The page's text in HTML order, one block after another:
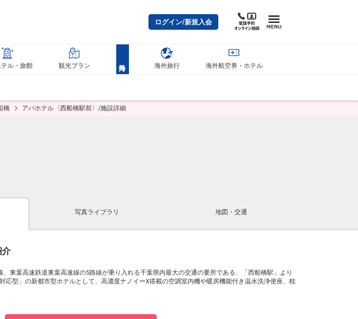
ログイン/新規入会
ル・旅館 観光プラン 海外旅行 海外航空券・ホテル
橋 アパホテル〈西船橋駅前〉/施設詳細
写真ライブラリ 地図・交通
介
東葉高速鉄道東葉高速線の5路線が乗り入れる千葉県内最大の交通の要所である、「西船橋駅」より
応型」の新都市型ホテルとして、高濃度ナノイーX搭載の空調室内機や暖房機能付き温水洗浄便座、枕